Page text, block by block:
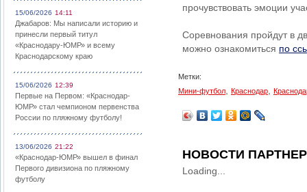
15/06/2026 14:11
Джабаров: Мы написали историю и
принесли первый титул
«Краснодару-ЮМР» и всему
Краснодарскому краю
15/06/2026 12:39
Первые на Первом: «Краснодар-
ЮМР» стал чемпионом первенства
России по пляжному футболу!
13/06/2026 21:22
«Краснодар-ЮМР» вышел в финал
Первого дивизиона по пляжному
футболу
прочувствовать эмоции
Соревнования пройдут в
можно ознакомиться по
Метки:
Мини-футбол
Краснодар
НОВОСТИ
Loading...